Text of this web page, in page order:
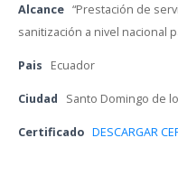
Alcance “Prestación de
anitización a nivel nacional
Pai Ecuador
Ciudad Santo Domingo de
Certificado DESCARGAR